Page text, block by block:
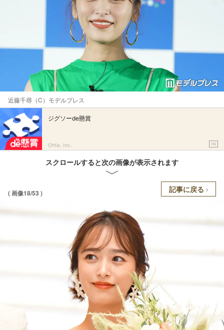
近藤千尋（C）モデルプレス
ジグソーde懸賞
Ohte, Inc. PR
スクロールすると次の画像が表示されます
( 画像18/53 ) 記事に戻る